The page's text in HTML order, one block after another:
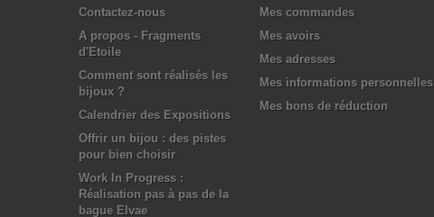
Contactez-nous
A propos - Fragments
d'Etoile
Comment sont réalisés les
bijoux ?
Calendrier des Expositions
Offrir un bijou : des pistes
pour bien choisir
Work In Progress :
Réalisation pas à pas de la
bague Elvae
Mes commandes
Mes avoirs
Mes adresses
Mes informations personnelles
Mes bons de réduction